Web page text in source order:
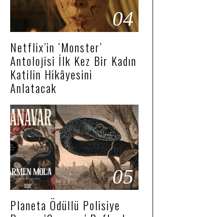
04
Netflix’in ‘Monster’
Antolojisi İlk Kez Bir Kadın
Katilin Hikâyesini
Anlatacak
05
Planeta Ödüllü Polisiye